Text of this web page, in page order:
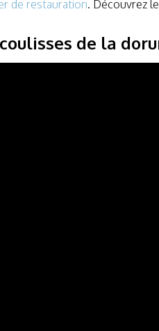
de restauration. Découvrez
de la